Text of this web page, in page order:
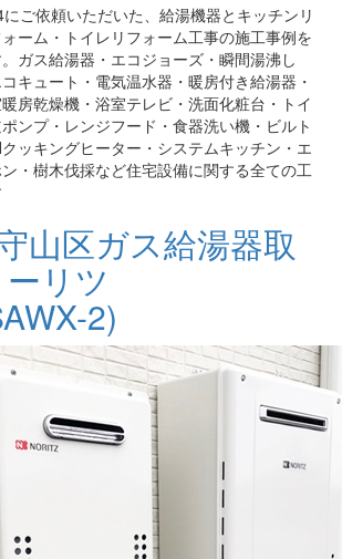
ご依頼いただいた、給湯機器とキッチンリ
ーム・トイレリフォーム工事の施工事例を
ガス給湯器・エコジョーズ・瞬間湯沸し
キュート・電気温水器・暖房付き給湯器・
房乾燥機・浴室テレビ・洗面化粧台・トイ
ンプ・レンジフード・食器洗い機・ビルト
ッキングヒーター・システムキッチン・エ
・樹木伐採など住宅設備に関する全ての工
山区ガス給湯器取
リツ
2)